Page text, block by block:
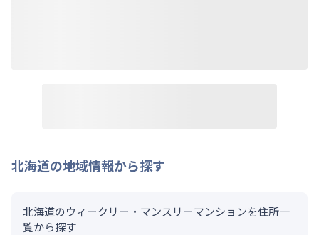
北海道の地域情報から探す
北海道のウィークリー・マンスリーマンションを住所一
覧から探す